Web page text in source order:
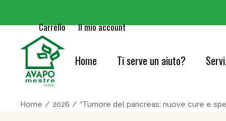
Carrello Il mio account
Home Ti serve un aiuto?
Home 2026 “Tumore del pancreas: nuove cure e